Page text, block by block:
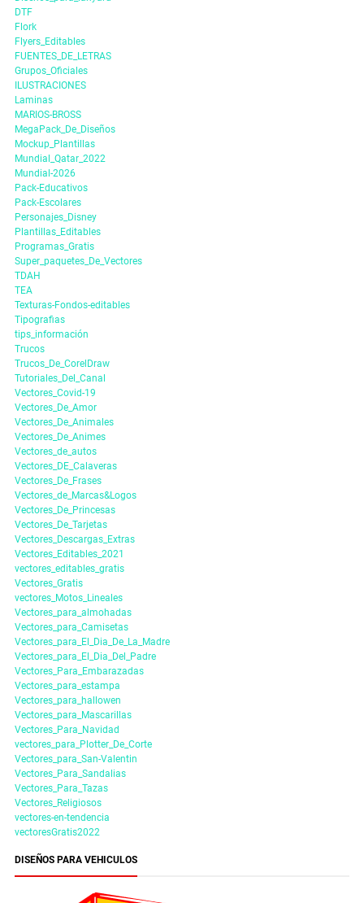
DTF
Flork
Flyers_Editables
FUENTES_DE_LETRAS
Grupos_Oficiales
ILUSTRACIONES
Laminas
MARIOS-BROSS
MegaPack_De_Diseños
Mockup_Plantillas
Mundial_Qatar_2022
Mundial-2026
Pack-Educativos
Pack-Escolares
Personajes_Disney
Plantillas_Editables
Programas_Gratis
Super_paquetes_De_Vectores
TDAH
TEA
Texturas-Fondos-editables
Tipografias
tips_información
Trucos
Trucos_De_CorelDraw
Tutoriales_Del_Canal
Vectores_Covid-19
Vectores_De_Amor
Vectores_De_Animales
Vectores_De_Animes
Vectores_de_autos
Vectores_DE_Calaveras
Vectores_De_Frases
Vectores_de_Marcas&Logos
Vectores_De_Princesas
Vectores_De_Tarjetas
Vectores_Descargas_Extras
Vectores_Editables_2021
vectores_editables_gratis
Vectores_Gratis
vectores_Motos_Lineales
Vectores_para_almohadas
Vectores_para_Camisetas
Vectores_para_El_Dia_De_La_Madre
Vectores_para_El_Dia_Del_Padre
Vectores_Para_Embarazadas
Vectores_para_estampa
Vectores_para_hallowen
Vectores_para_Mascarillas
Vectores_Para_Navidad
vectores_para_Plotter_De_Corte
Vectores_para_San-Valentin
Vectores_Para_Sandalias
Vectores_Para_Tazas
Vectores_Religiosos
vectores-en-tendencia
vectoresGratis2022
DISEÑOS PARA VEHICULOS